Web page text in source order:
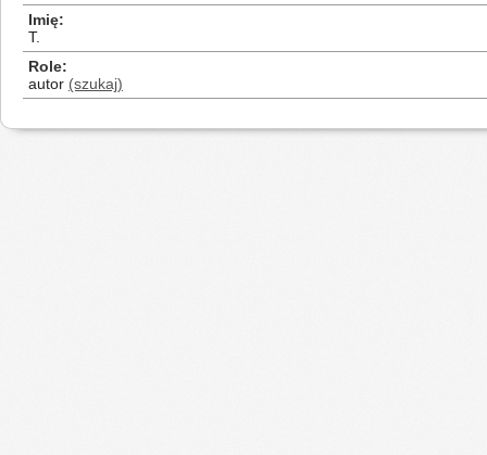
Imię
T.
Role
autor (szukaj)